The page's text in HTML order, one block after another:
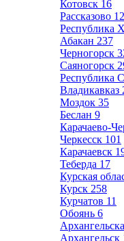
Котовск 16
Рассказово 12
Республика
Абакан 237
Черногорск
Саяногорск
Республика
Владикавказ
Моздок 35
Беслан 9
Карачаево-
Черкесск 101
Карачаевск
Теберда 17
Курская
Курск 258
Курчатов 11
Обоянь 6
Архангельск